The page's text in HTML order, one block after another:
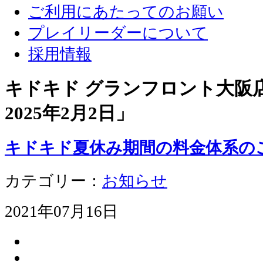
ご利用にあたってのお願い
プレイリーダーについて
採用情報
キドキド グランフロント大
2025年2月2日 」
キドキド夏休み期間の料金体系の
カテゴリー： お知らせ
2021年07月16日